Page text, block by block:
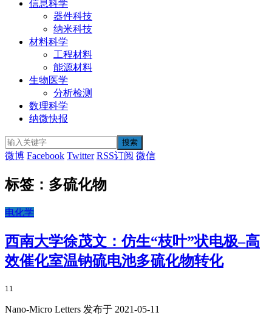
信息科学
器件科技
纳米科技
材料科学
工程材料
能源材料
生物医学
分析检测
数理科学
纳微快报
微博 Facebook Twitter RSS订阅 微信
标签：多硫化物
电化学
西南大学徐茂文：仿生“枝叶”状电极–高
效催化室温钠硫电池多硫化物转化
11
Nano-Micro Letters 发布于 2021-05-11